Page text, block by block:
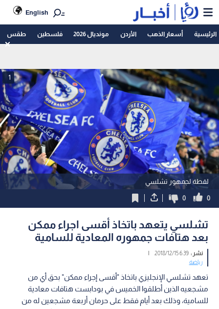
English
الرئيسية أسعار الذهب الأردن مونديال 2026 فلسطين طقس
لقطة لجمهور تشلسي
1
0
0
تشلسي يتعهد باتخاذ أقسى اجراء ممكن
بعد هتافات جمهوره المعادية للسامية
نشر :6:39 2018/12/15
|
رياضة
تعهد تشلسي الإنجليزي باتخاذ "أقسى إجراء ممكن" بحق أي من
مشجعيه الذين أطلقوا الخميس في بودابست هتافات معادية
للسامية، وذلك بعد أيام فقط على حرمان أربعة مشجعين له من